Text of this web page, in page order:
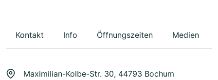
Kontakt Info Öffnungszeiten Medien
Maximilian-Kolbe-Str. 30, 44793 Bochum